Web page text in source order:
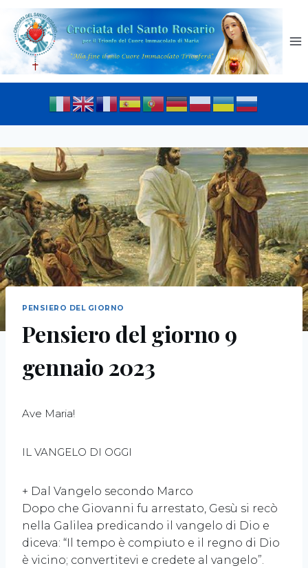
PENSIERO DEL GIORNO
Pensiero del giorno 9
gennaio 2023
Ave Maria!
IL VANGELO DI OGGI
+ Dal Vangelo secondo Marco
Dopo che Giovanni fu arrestato, Gesù si recò
nella Galilea predicando il vangelo di Dio e
diceva: “Il tempo è compiuto e il regno di Dio
è vicino; convertitevi e credete al vangelo”.